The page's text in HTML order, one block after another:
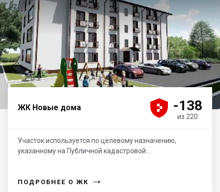
ЖК Новые дома 



 -138
из 220
Участок используется по целевому назначению,
указанному на Публичной кадастровой...
ПОДРОБНЕЕ О ЖК →